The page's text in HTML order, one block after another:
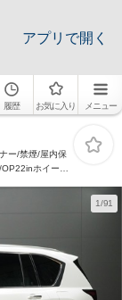
アプリで開く
履歴 お気に入り メニュー
ー/禁煙/屋内保
ホイール/
1/91